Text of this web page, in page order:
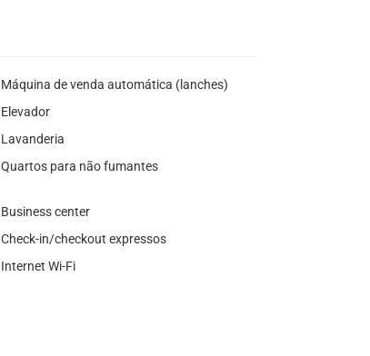
Máquina de venda automática (lanches)
Elevador
Lavanderia
Quartos para não fumantes
Business center
Check-in/checkout expressos
Internet Wi-Fi